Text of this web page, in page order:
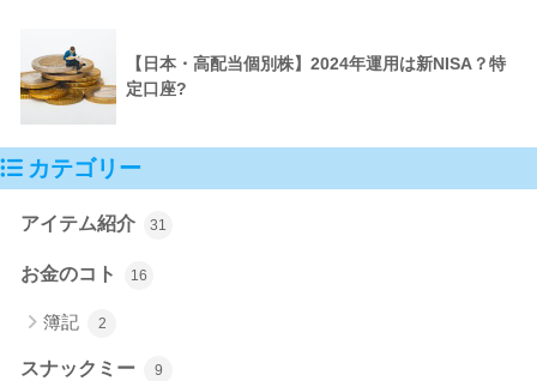
【日本・高配当個別株】2024年運用は新NISA？特
定口座?
カテゴリー
アイテム紹介 31
お金のコト 16
簿記 2
スナックミー 9